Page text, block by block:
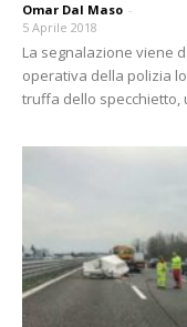
Omar Dal Maso -
5 Aprile 2018
La segnalazione viene
operativa della polizia
truffa dello specchietto,